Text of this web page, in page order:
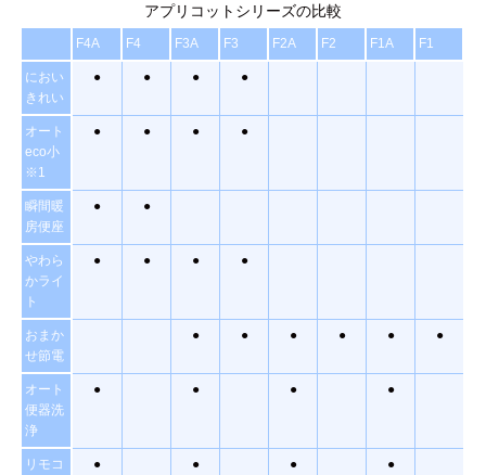
アプリコットシリーズの比較
F4A F4 F3A F3 F2A F2 F1A F1
におい
きれい
● ● ● ●
オート
eco小
※1
● ● ● ●
瞬間暖
房便座
● ●
やわら
かライ
ト
● ● ● ●
おまか
せ節電
● ● ● ● ● ●
オート
便器洗
浄
● ● ● ●
リモコ
● ● ● ●